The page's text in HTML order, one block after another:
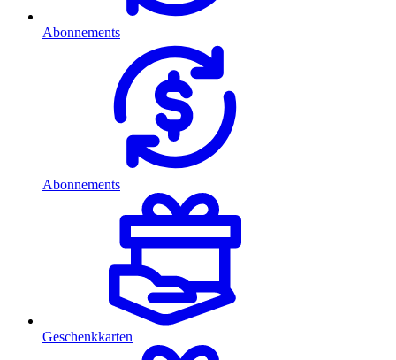
Abonnements
Abonnements
Geschenkkarten